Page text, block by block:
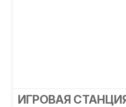
ИГРОВАЯ